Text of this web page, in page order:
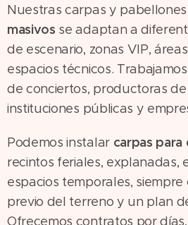
Nuestras carpas y
masivos se adaptan a
de escenario, zonas VIP,
espacios técnicos.
de conciertos, productoras
instituciones públicas y
Podemos instalar carpas para
recintos feriales, explanadas,
espacios temporales,
previo del terreno y un plan
Ofrecemos contratos por